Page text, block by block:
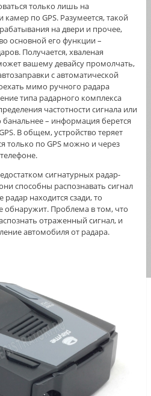
только лишь на
по GPS. Разумеется, такой
на двери и прочее,
основной его функции –
Получается, хваленая
вашему девайсу промолчать,
с автоматической
мимо ручного радара
типа радарного комплекса
частотности сигнала или
банальнее – информация берется
В общем, устройство теряет
только по GPS можно и через
сигнатурных радар-
способны распознавать сигнал
находится сзади, то
обнаружит. Проблема в том, что
отраженный сигнал, и
автомобиля от радара.